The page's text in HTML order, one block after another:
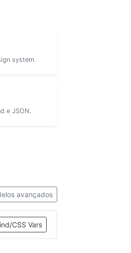
system.
e JSON.
avançados
CSS Vars